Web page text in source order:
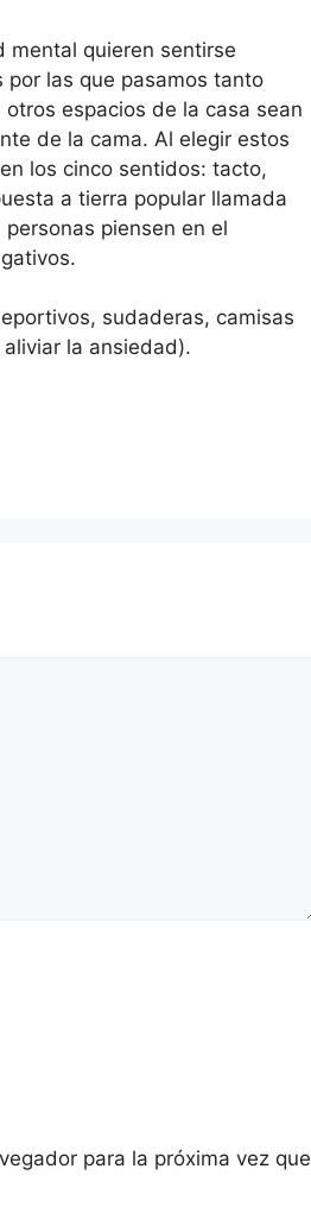
mental quieren sentirse
por las que pasamos tanto
espacios de la casa sean
de la cama. Al elegir estos
los cinco sentidos: tacto,
a tierra popular llamada
piensen en el
sudaderas, camisas
la ansiedad).
para la próxima vez que